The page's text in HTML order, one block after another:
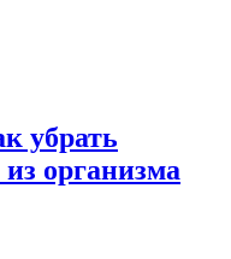
убрать
организма